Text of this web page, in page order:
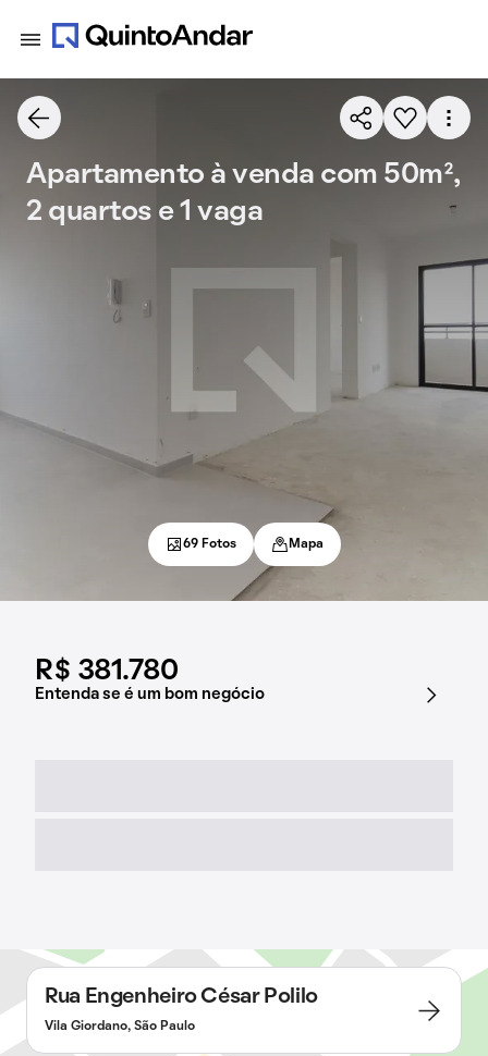
R$ 381.780
Entenda se é um bom negócio
Apartamento à venda com 50m²,
2 quartos e 1 vaga
69 Fotos Mapa
Rua Engenheiro César Polilo
Vila Giordano, São Paulo